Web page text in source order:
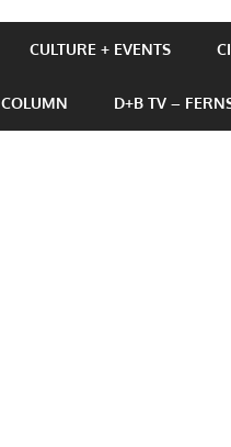
CULTURE + EVENTS
D+B TV –